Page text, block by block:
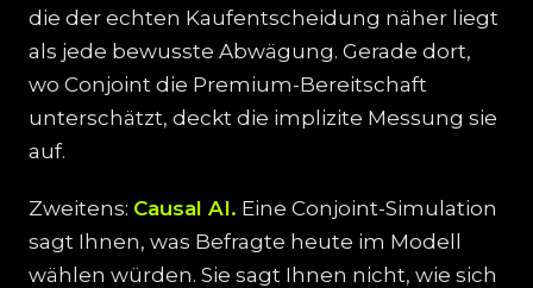
die der echten Kaufentscheidung näher liegt
als jede bewusste Abwägung. Gerade dort,
wo Conjoint die Premium-Bereitschaft
unterschätzt, deckt die implizite Messung sie
auf.
Zweitens: Causal AI. Eine Conjoint-Simulation
sagt Ihnen, was Befragte heute im Modell
wählen würden. Sie sagt Ihnen nicht, wie sich